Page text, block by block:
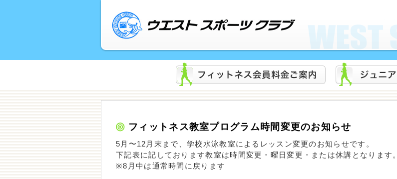
フィットネス教室プログラム時間変更のお知らせ
5月〜12月末まで、学校水泳教室によるレッスン変更のお知らせです。
下記表に記しております教室は時間変更・曜日変更・または休講となります。
※8月中は通常時間に戻ります